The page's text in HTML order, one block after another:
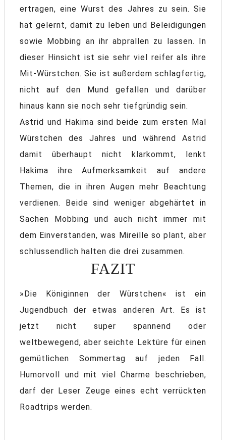
ertragen, eine Wurst des Jahres zu sein. Sie
hat gelernt, damit zu leben und Beleidigungen
sowie Mobbing an ihr abprallen zu lassen. In
dieser Hinsicht ist sie sehr viel reifer als ihre
Mit-Würstchen. Sie ist außerdem schlagfertig,
nicht auf den Mund gefallen und darüber
hinaus kann sie noch sehr tiefgründig sein.
Astrid und Hakima sind beide zum ersten Mal
Würstchen des Jahres und während Astrid
damit überhaupt nicht klarkommt, lenkt
Hakima ihre Aufmerksamkeit auf andere
Themen, die in ihren Augen mehr Beachtung
verdienen. Beide sind weniger abgehärtet in
Sachen Mobbing und auch nicht immer mit
dem Einverstanden, was Mireille so plant, aber
schlussendlich halten die drei zusammen.
FAZIT
»Die Königinnen der Würstchen« ist ein
Jugendbuch der etwas anderen Art. Es ist
jetzt nicht super spannend oder
weltbewegend, aber seichte Lektüre für einen
gemütlichen Sommertag auf jeden Fall.
Humorvoll und mit viel Charme beschrieben,
darf der Leser Zeuge eines echt verrückten
Roadtrips werden.